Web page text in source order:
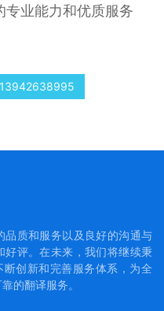
专业能力和优质服务
13942638995
品质和服务以及良好的沟通与
好评。在未来，我们将继续秉
断创新和完善服务体系，为全
的翻译服务。